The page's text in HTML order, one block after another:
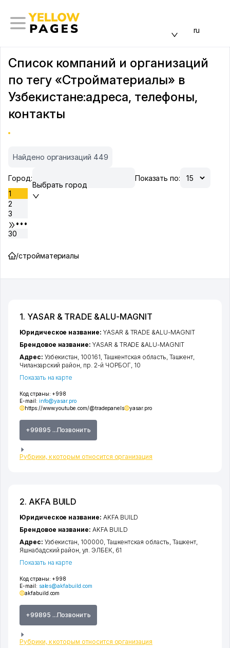
ru
Список компаний и организаций
по тегу «Стройматериалы» в
Узбекистане:адреса, телефоны,
контакты
Найдено организаций 449
Город:
Выбрать город
Показать по:
1
2
3
•••
30
/стройматериалы
1. YASAR & TRADE &ALU-MAGNIT
Код страны: +998
E-mail: info@yasar.pro
https://www.youtube.com/@tradepanels
yasar.pro
+99895 ...Позвонить
Рубрики, к которым относится организация
Юридическое название: YASAR & TRADE &ALU-MAGNIT
Брендовое название: YASAR & TRADE &ALU-MAGNIT
Адрес: Узбекистан, 100161, Ташкентская область Ташкент
Чиланзарский район пр. 2-й ЧОРБОГ , 10
Показать на карте
2. AKFA BUILD
Код страны: +998
E-mail: sales@akfabuild.com
akfabuild.com
+99895 ...Позвонить
Рубрики, к которым относится организация
Юридическое название: AKFA BUILD
Брендовое название: AKFA BUILD
Адрес: Узбекистан, 100000, Ташкентская область, Ташкент,
Яшнабадский район,ул. ЭЛБЕК, 61
Показать на карте